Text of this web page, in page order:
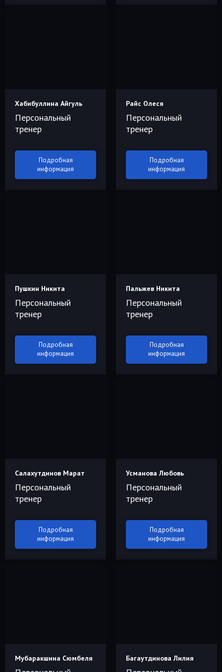
Хабибуллина Айгуль
Персональный
тренер
Подробная
информация
Райс Олеся
Персональный
тренер
Подробная
информация
Пушкин Никита
Персональный
тренер
Подробная
информация
Пальжев Никита
Персональный
тренер
Подробная
информация
Салахутдинов Марат
Персональный
тренер
Подробная
информация
Усманова Любовь
Персональный
тренер
Подробная
информация
Мубаракшина Сюмбеля Багаутдинова Лилия